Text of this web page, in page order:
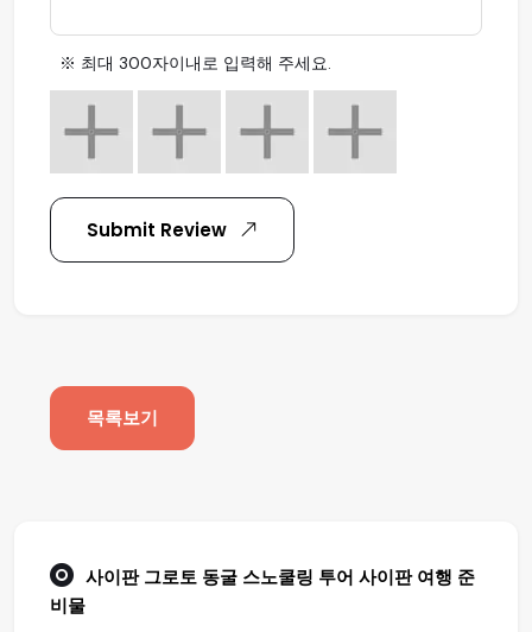
※ 최대 300자이내로 입력해 주세요.
Submit Review
목록보기
사이판 그로토 동굴 스노쿨링 투어 사이판 여행 준
비물